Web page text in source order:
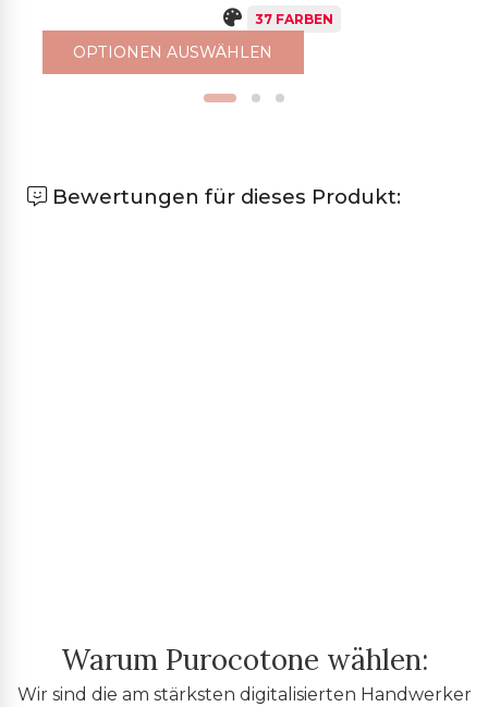
37 FARBEN
OPTIONEN AUSWÄHLEN
Bewertungen für dieses Produkt:
Warum Purocotone wählen:
Wir sind die am stärksten digitalisierten Handwerker